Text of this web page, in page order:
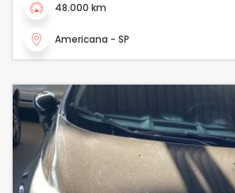
48.000 km
Americana - SP